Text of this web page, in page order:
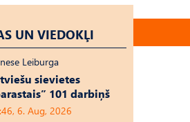
UN VIEDOKĻI
Leiburga
sievietes
101 darbiņš
6. Aug, 2026